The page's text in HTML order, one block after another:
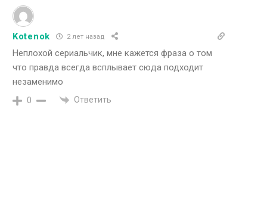
Kotenok 2 лет назад
Неплохой сериальчик, мне кажется фраза о том
что правда всегда всплывает сюда подходит
незаменимо
0 Ответить